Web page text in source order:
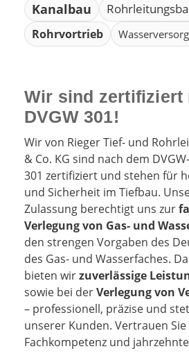
Kanalbau
Rohrvortrieb
Wir sind zertifiziert
DVGW 301!
Wir von Rieger Tief- und
& Co. KG sind nach dem
301 zertifiziert und stehen für
und Sicherheit im Tiefbau.
Zulassung berechtigt uns zur
Verlegung von Gas- und
den strengen Vorgaben des
des Gas- und Wasserfaches.
bieten wirzuverlässige
sowie bei derVerlegung von
– professionell, präzise und
unserer Kunden. Vertrauen
Fachkompetenz und